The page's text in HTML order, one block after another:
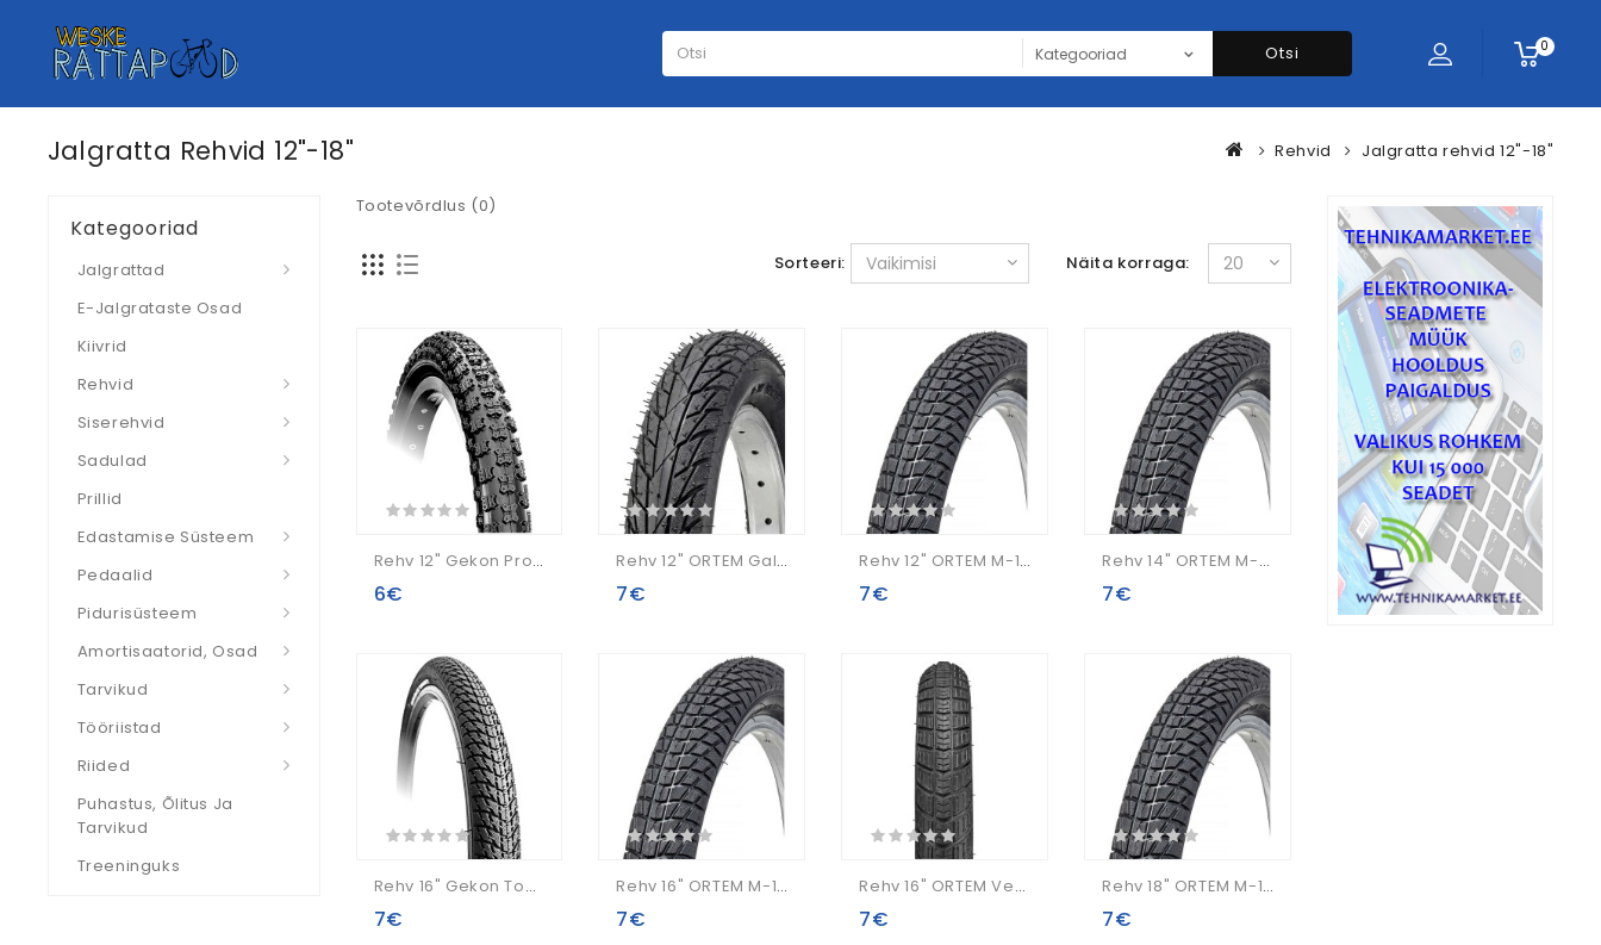
0
Otsi
Jalgratta Rehvid 12"-18" Rehvid Jalgratta rehvid 12"-18"
Kategooriad
Jalgrattad
E-Jalgrataste Osad
Kiivrid
Rehvid
Siserehvid
Sadulad
Prillid
Edastamise Süsteem
Pedaalid
Pidurisüsteem
Amortisaatorid, Osad
Tarvikud
Tööriistad
Riided
Puhastus, Õlitus Ja
Tarvikud
Treeninguks
Tootevõrdlus (0)
Näita korraga:
Sorteeri:
Rehv 12" Gekon Pro Popayan 12x1/2x2 1/4
6€
Rehv 12" ORTEM Galaxy 50-203 / 12x2.0
7€
Rehv 12" ORTEM M-1500 50-203 / 12x2.0
7€
Rehv 14" ORTEM M-1500 50-254 / 14x2.0
7€
Rehv 16" Gekon Topacio 47-305 / 16x1.75 + Breaker
7€
Rehv 16" ORTEM M-1500 50-305 / 16x2.0
7€
Rehv 16" ORTEM Venom 50-305 / 16x2.0
7€
Rehv 18" ORTEM M-1500 50-355 / 18x2.0
7€